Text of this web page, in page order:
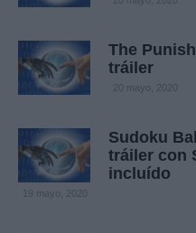
Internacional
Viajes
The
tráiler
20 mayo, 2020
Sudoku
tráiler con
incluído
19 mayo, 2020